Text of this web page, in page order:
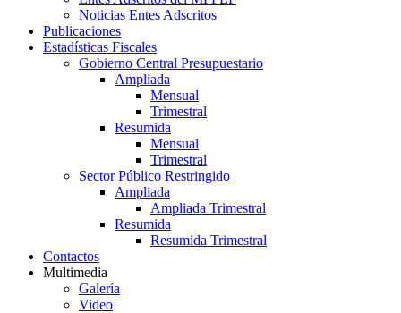
Noticias Entes Adscritos
Publicaciones
Estadísticas Fiscales
Gobierno Central Presupuestario
Ampliada
Mensual
Trimestral
Resumida
Mensual
Trimestral
Sector Público Restringido
Ampliada
Ampliada Trimestral
Resumida
Resumida Trimestral
Contactos
Multimedia
Galería
Video